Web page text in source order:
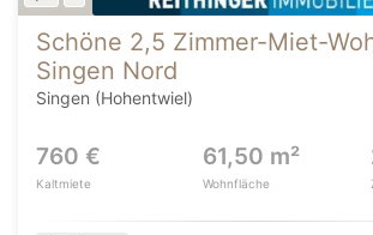
Schöne 2,5 Zimmer-Miet-
Singen Nord
Singen (Hohentwiel)
760 €
Kaltmiete
61,50 m²
Wohnfläche